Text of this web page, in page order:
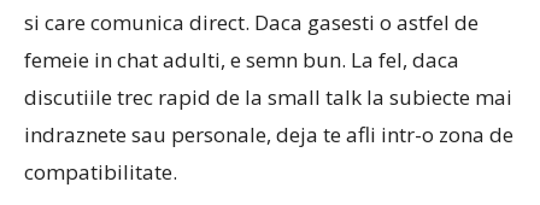
si care comunica direct. Daca gasesti o astfel de
femeie in chat adulti, e semn bun. La fel, daca
discutiile trec rapid de la small talk la subiecte mai
indraznete sau personale, deja te afli intr-o zona de
compatibilitate.